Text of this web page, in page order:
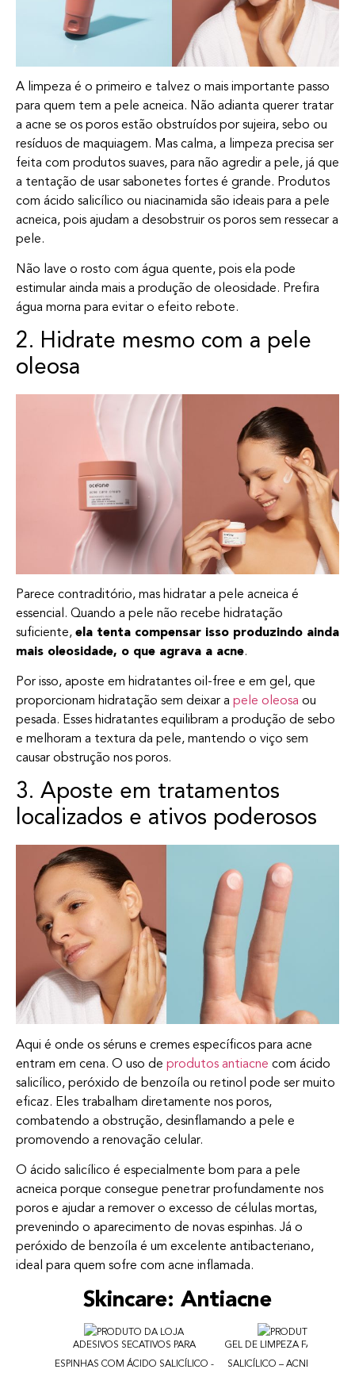
A limpeza é o primeiro e talvez o mais importante passo
para quem tem a pele acneica. Não adianta querer tratar
a acne se os poros estão obstruídos por sujeira, sebo ou
resíduos de maquiagem. Mas calma, a limpeza precisa ser
feita com produtos suaves, para não agredir a pele, já que
a tentação de usar sabonetes fortes é grande. Produtos
com ácido salicílico ou niacinamida são ideais para a pele
acneica, pois ajudam a desobstruir os poros sem ressecar a
pele.
Não lave o rosto com água quente, pois ela pode
estimular ainda mais a produção de oleosidade. Prefira
água morna para evitar o efeito rebote.
2. Hidrate mesmo com a pele
oleosa
Parece contraditório, mas hidratar a pele acneica é
essencial. Quando a pele não recebe hidratação
suficiente, ela tenta compensar isso produzindo ainda
mais oleosidade, o que agrava a acne.
Por isso, aposte em hidratantes oil-free e em gel, que
proporcionam hidratação sem deixar a pele oleosa ou
pesada. Esses hidratantes equilibram a produção de sebo
e melhoram a textura da pele, mantendo o viço sem
causar obstrução nos poros.
3. Aposte em tratamentos
localizados e ativos poderosos
Aqui é onde os séruns e cremes específicos para acne
entram em cena. O uso de produtos antiacne com ácido
salicílico, peróxido de benzoíla ou retinol pode ser muito
eficaz. Eles trabalham diretamente nos poros,
combatendo a obstrução, desinflamando a pele e
promovendo a renovação celular.
O ácido salicílico é especialmente bom para a pele
acneica porque consegue penetrar profundamente nos
poros e ajudar a remover o excesso de células mortas,
prevenindo o aparecimento de novas espinhas. Já o
peróxido de benzoíla é um excelente antibacteriano,
ideal para quem sofre com acne inflamada.
Skincare: Antiacne
ADESIVOS SECATIVOS PARA
ESPINHAS COM ÁCIDO SALICÍLICO -
GEL DE LIMPEZA FACIAL
SALICÍLICO – ACNE CARE